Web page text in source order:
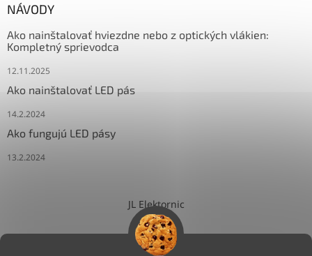
NÁVODY
Ako nainštalovať hviezdne nebo z optických vlákien:
Kompletný sprievodca
12.11.2025
Ako nainštalovať LED pás
14.2.2024
Ako fungujú LED pásy
13.2.2024
JL Elektornic